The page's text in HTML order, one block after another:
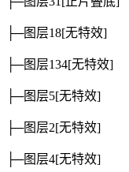
├─图层18[无特效]
├─图层134[无特效]
├─图层5[无特效]
├─图层2[无特效]
├─图层4[无特效]